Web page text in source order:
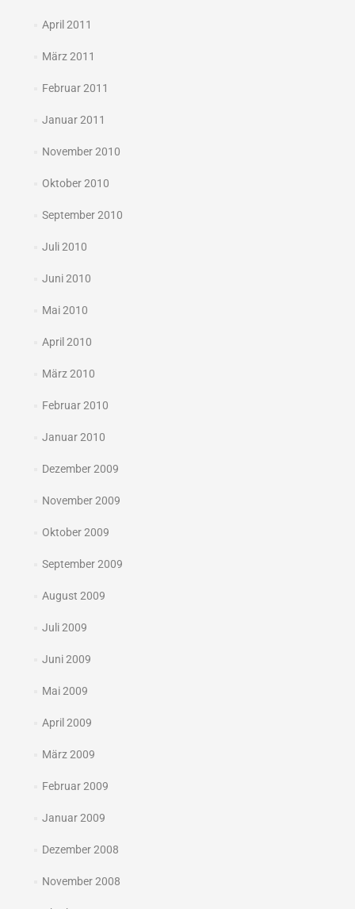
April 2011
März 2011
Februar 2011
Januar 2011
November 2010
Oktober 2010
September 2010
Juli 2010
Juni 2010
Mai 2010
April 2010
März 2010
Februar 2010
Januar 2010
Dezember 2009
November 2009
Oktober 2009
September 2009
August 2009
Juli 2009
Juni 2009
Mai 2009
April 2009
März 2009
Februar 2009
Januar 2009
Dezember 2008
November 2008